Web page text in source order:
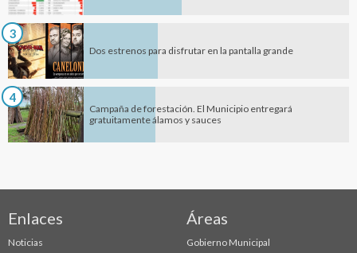
3
Dos estrenos para disfrutar en la pantalla grande
4
Campaña de forestación. El Municipio entregará
gratuitamente álamos y sauces
Enlaces
Noticias
Áreas
Gobierno Municipal